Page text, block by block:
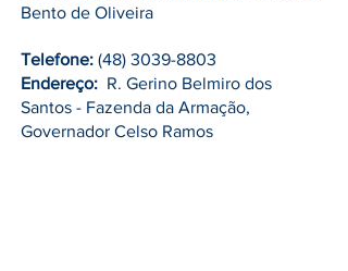
Bento de Oliveira
Telefone: (48) 3039-8803
Endereço: R. Gerino Belmiro dos
Santos - Fazenda da Armação,
Governador Celso Ramos